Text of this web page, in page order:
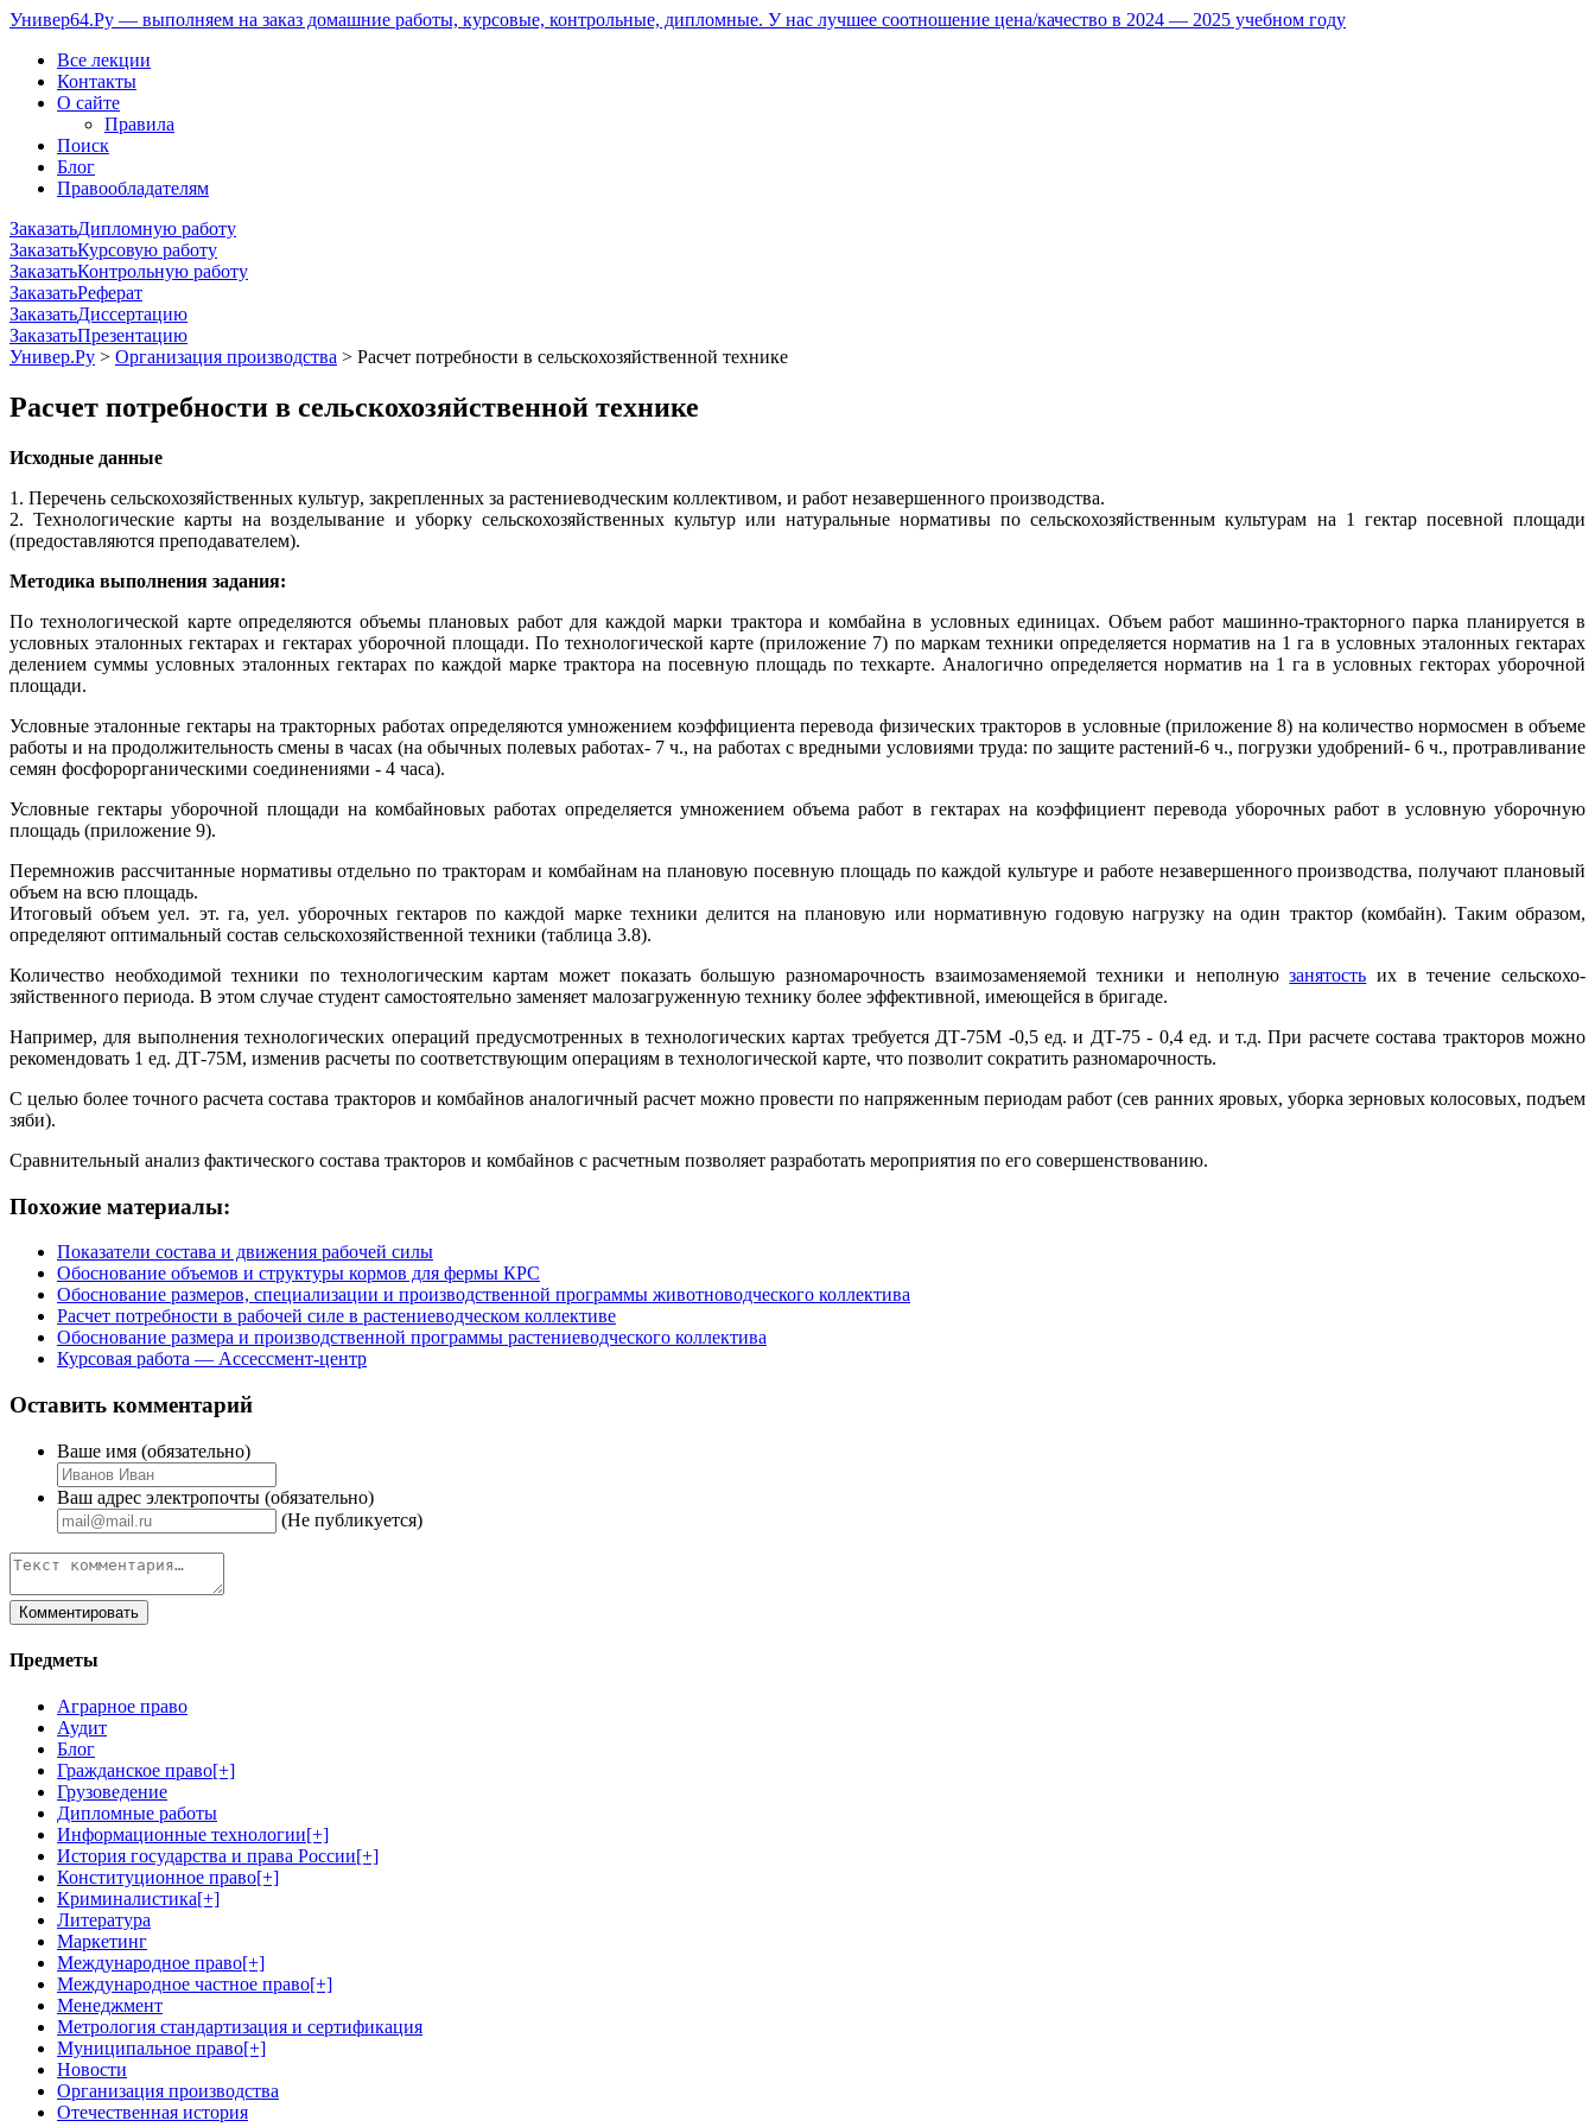
Универ64.Ру — выполняем на заказ домашние работы, курсовые, контрольные, дипломные. У нас лучшее соотношение цена/качество в 2024 — 2025 учебном году
Все лекции
Контакты
О сайте
Правила
Поиск
Блог
Правообладателям
ЗаказатьДипломную работу
ЗаказатьКурсовую работу
ЗаказатьКонтрольную работу
ЗаказатьРеферат
ЗаказатьДиссертацию
ЗаказатьПрезентацию
Универ.Ру > Организация производства > Расчет потребности в сельскохозяйственной технике
Расчет потребности в сельскохозяйственной технике
Исходные данные
1. Перечень сельскохозяйственных культур, закрепленных за растениеводческим коллективом, и работ незавершенного производства.
2. Технологические карты на возделывание и уборку сельскохозяйственных культур или натуральные нормативы по сельскохозяйственным культурам на 1 гектар посевной площади
(предоставляются преподавателем).
Методика выполнения задания:
По технологической карте определяются объемы плановых работ для каждой марки трактора и комбайна в условных единицах. Объем работ машинно-тракторного парка планируется в
условных эталонных гектарах и гектарах уборочной площади. По технологической карте (приложение 7) по маркам техники определяется норматив на 1 га в условных эталонных гектарах
делением суммы условных эталонных гектарах по каждой марке трактора на посевную площадь по техкарте. Аналогично определяется норматив на 1 га в условных гекторах уборочной
площади.
Условные эталонные гектары на тракторных работах определяются умножением коэффициента перевода физических тракторов в условные (приложение 8) на количество нормосмен в объеме
работы и на продолжительность смены в часах (на обычных полевых работах- 7 ч., на работах с вредными условиями труда: по защите растений-6 ч., погрузки удобрений- 6 ч., протравливание
семян фосфорорганическими соединениями - 4 часа).
Условные гектары уборочной площади на комбайновых работах определяется умножением объема работ в гектарах на коэффициент перевода уборочных работ в условную уборочную
площадь (приложение 9).
Перемножив рассчитанные нормативы отдельно по тракторам и комбайнам на плановую посевную площадь по каждой культуре и работе незавершенного производства, получают плановый
объем на всю площадь.
Итоговый объем уел. эт. га, уел. уборочных гектаров по каждой марке техники делится на плановую или нормативную годовую нагрузку на один трактор (комбайн). Таким образом,
определяют оптимальный состав сельскохозяйственной техники (таблица 3.8).
Количество необходимой техники по технологическим картам может показать большую разномарочность взаимозаменяемой техники и неполнуюзанятость их в течение сельскохо-
зяйственного периода. В этом случае студент самостоятельно заменяет малозагруженную технику более эффективной, имеющейся в бригаде.
Например, для выполнения технологических операций предусмотренных в технологических картах требуется ДТ-75М -0,5 ед. и ДТ-75 - 0,4 ед. и т.д. При расчете состава тракторов можно
рекомендовать 1 ед. ДТ-75М, изменив расчеты по соответствующим операциям в технологической карте, что позволит сократить разномарочность.
С целью более точного расчета состава тракторов и комбайнов аналогичный расчет можно провести по напряженным периодам работ (сев ранних яровых, уборка зерновых колосовых, подъем
зяби).
Сравнительный анализ фактического состава тракторов и комбайнов с расчетным позволяет разработать мероприятия по его совершенствованию.
Похожие материалы:
Показатели состава и движения рабочей силы
Обоснование объемов и структуры кормов для фермы КРС
Обоснование размеров, специализации и производственной программы животноводческого коллектива
Расчет потребности в рабочей силе в растениеводческом коллективе
Обоснование размера и производственной программы растениеводческого коллектива
Курсовая работа — Ассессмент-центр
Оставить комментарий
Ваше имя (обязательно)
Ваш адрес электропочты (обязательно)
(Не публикуется)
Предметы
Аграрное право
Аудит
Блог
Гражданское право[+]
Грузоведение
Дипломные работы
Информационные технологии[+]
История государства и права России[+]
Конституционное право[+]
Криминалистика[+]
Литература
Маркетинг
Международное право[+]
Международное частное право[+]
Менеджмент
Метрология стандартизация и сертификация
Муниципальное право[+]
Новости
Организация производства
Отечественная история